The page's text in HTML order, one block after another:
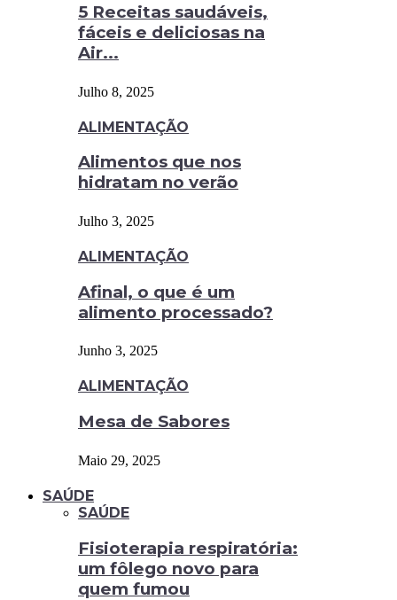
5 Receitas saudáveis,
fáceis e deliciosas na
Air...
Julho 8, 2025
ALIMENTAÇÃO
Alimentos que nos
hidratam no verão
Julho 3, 2025
ALIMENTAÇÃO
Afinal, o que é um
alimento processado?
Junho 3, 2025
ALIMENTAÇÃO
Mesa de Sabores
Maio 29, 2025
SAÚDE
SAÚDE
Fisioterapia respiratória:
um fôlego novo para
quem fumou